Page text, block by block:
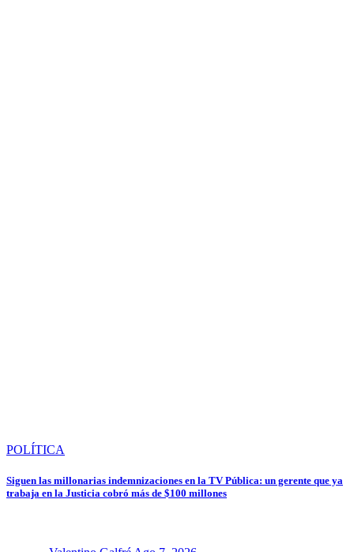
POLÍTICA
Siguen las millonarias indemnizaciones en la TV Pública: un gerente que ya
trabaja en la Justicia cobró más de $100 millones